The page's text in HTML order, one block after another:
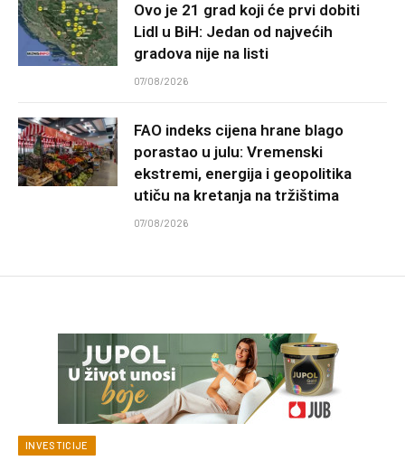
Ovo je 21 grad koji će prvi dobiti
Lidl u BiH: Jedan od najvećih
gradova nije na listi
07/08/2026
FAO indeks cijena hrane blago
porastao u julu: Vremenski
ekstremi, energija i geopolitika
utiču na kretanja na tržištima
07/08/2026
INVESTICIJE